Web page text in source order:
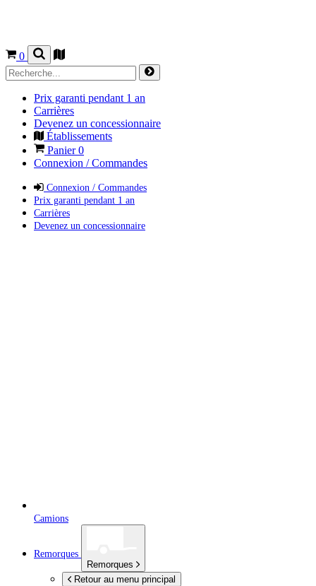
0
Prix garanti pendant 1 an
Carrières
Devenez un concessionnaire
Établissements
Panier0
Connexion / Commandes
Connexion / Commandes
Prix garanti pendant 1 an
Carrières
Devenez un concessionnaire
Camions
Remorques
Remorques
Retour au menu principal